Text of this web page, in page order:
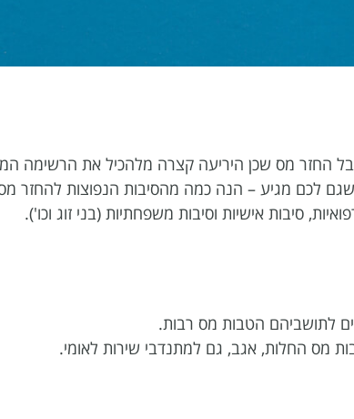
לקבל החזר מס שכן היריעה קצרה מלהכיל את הרשימה
לכם מגיע – הנה כמה מהסיבות הנפוצות להחזר
לתושביהם הטבות מס רבות.